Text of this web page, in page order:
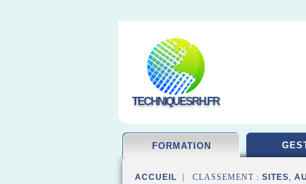
TECHNIQUESRH.FR
FORMATION
ACCUEIL | CLASSEMENT : SITES,